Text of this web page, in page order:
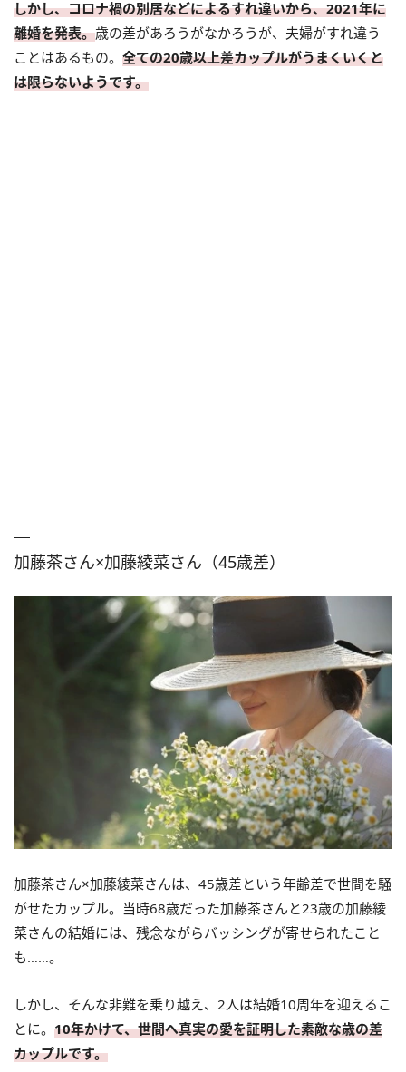
しかし、コロナ禍の別居などによるすれ違いから、2021年に
離婚を発表。歳の差があろうがなかろうが、夫婦がすれ違う
ことはあるもの。 全ての20歳以上差カップルがうまくいくと
は限らないようです。
加藤茶さん×加藤綾菜さん（45歳差）
加藤茶さん×加藤綾菜さんは、45歳差という年齢差で世間を騒
がせたカップル。当時68歳だった加藤茶さんと23歳の加藤綾
菜さんの結婚には、残念ながらバッシングが寄せられたこと
も……。
しかし、そんな非難を乗り越え、2人は結婚10周年を迎えるこ
とに。 10年かけて、世間へ真実の愛を証明した素敵な歳の差
カップルです。